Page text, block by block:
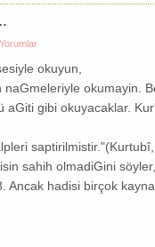
okuyun,
okumayin.
gibi okuyacaklar.
sahih olmadiGini söyler,
hadisi birçok